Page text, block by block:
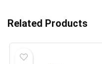
Related Products